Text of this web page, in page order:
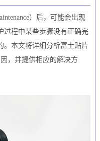
）后，可能会出现
过程中某些步骤没有正确完
。本文将详细分析富士贴片
，并提供相应的解决方